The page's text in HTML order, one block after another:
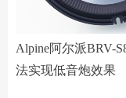
Alpine阿尔派BRV-
法实现低音炮效果